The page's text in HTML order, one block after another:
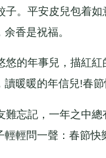
。平安皮兒包着如
香是祝福。
的年事兒，描紅紅
暖暖的年信兒!春
忘記，一年之中總
輕問一聲：春節快